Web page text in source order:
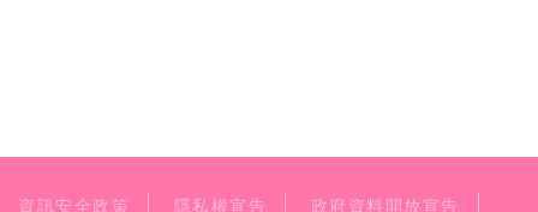
資訊安全政策 隱私權宣告 政府資料開放宣告